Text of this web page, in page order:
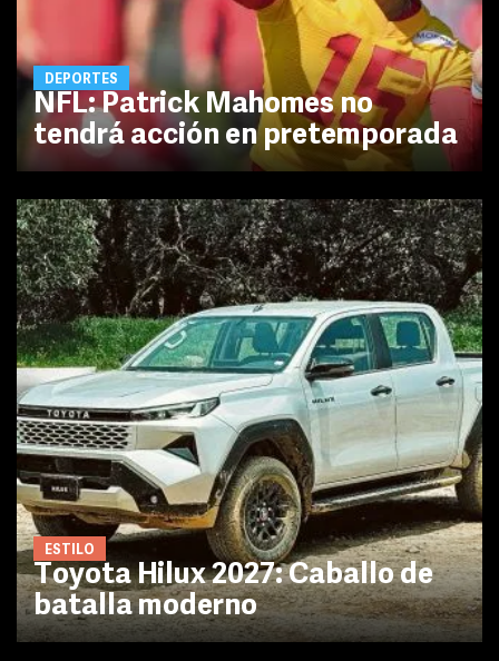
DEPORTES
NFL: Patrick Mahomes no
tendrá acción en pretemporada
ESTILO
Toyota Hilux 2027: Caballo de
batalla moderno